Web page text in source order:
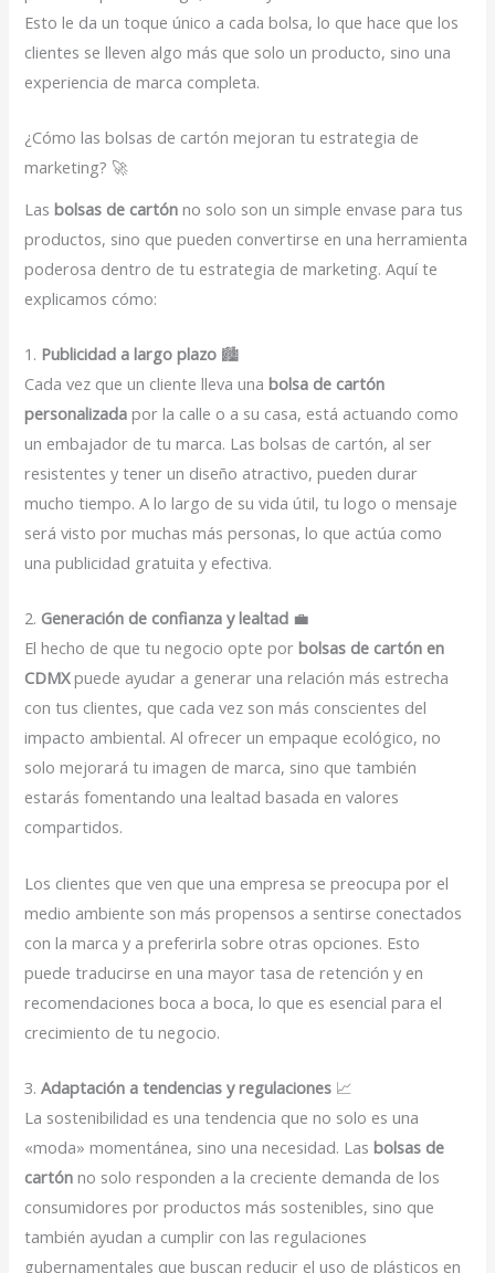
Esto le da un toque único a cada bolsa, lo que hace que los
clientes se lleven algo más que solo un producto, sino una
experiencia de marca completa.
¿Cómo las bolsas de cartón mejoran tu estrategia de
marketing? 🚀
Lasbolsas de cartón no solo son un simple envase para tus
productos, sino que pueden convertirse en una herramienta
poderosa dentro de tu estrategia de marketing. Aquí te
explicamos cómo:
1. Publicidad a largo plazo 🏙️
Cada vez que un cliente lleva unabolsa de cartón
personalizada por la calle o a su casa, está actuando como
un embajador de tu marca. Las bolsas de cartón, al ser
resistentes y tener un diseño atractivo, pueden durar
mucho tiempo. A lo largo de su vida útil, tu logo o mensaje
será visto por muchas más personas, lo que actúa como
una publicidad gratuita y efectiva.
2. Generación de confianza y lealtad 💼
El hecho de que tu negocio opte porbolsas de cartón en
CDMXpuede ayudar a generar una relación más estrecha
con tus clientes, que cada vez son más conscientes del
impacto ambiental. Al ofrecer un empaque ecológico, no
solo mejorará tu imagen de marca, sino que también
estarás fomentando una lealtad basada en valores
compartidos.
Los clientes que ven que una empresa se preocupa por el
medio ambiente son más propensos a sentirse conectados
con la marca y a preferirla sobre otras opciones. Esto
puede traducirse en una mayor tasa de retención y en
recomendaciones boca a boca, lo que es esencial para el
crecimiento de tu negocio.
3.Adaptación a tendencias y regulaciones 📈
La sostenibilidad es una tendencia que no solo es una
«moda» momentánea, sino una necesidad. Lasbolsas de
cartón no solo responden a la creciente demanda de los
consumidores por productos más sostenibles, sino que
también ayudan a cumplir con las regulaciones
gubernamentales que buscan reducir el uso de plásticos en